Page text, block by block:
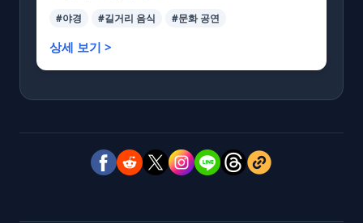
#야경 #길거리 음식 #문화 공연
상세 보기 >